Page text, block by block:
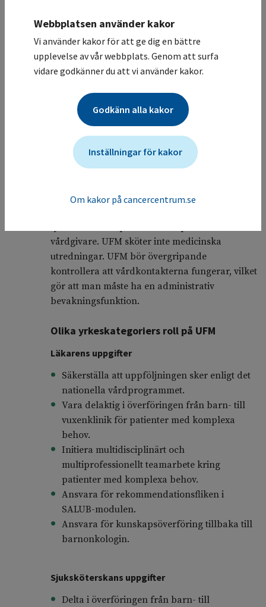
under barndomen, där patienterna ska ha
erbjudits två till tre nyckelbesök under tonåren.
Patienter med större behov ska erbjudas besök
fått en behandlingssammanfattning bör också
erbjudas nyckelbesök. Vid besöket planerar
man den fortsatta uppföljningen.
Behovsanpassad uppföljning
eller nyckelbesök planeras efter patientens
vårdgivare. UFM sköter inte medicinska
utredningar. UFM bör övergripande
kontrollera att vårdkontakterna fungerar, vilket
gör att man måste ha en administrativ
bevakningsfunktion.
Olika yrkeskategoriers roll på UFM
Läkarens uppgifter
Säkerställa att uppföljningen sker enligt det
nationella vårdprogrammet.
Vara delaktig i överföringen från barn- till
vuxenklinik för patienter med komplexa
behov.
Initiera multidisciplinärt och
multiprofessionellt teamarbete kring
patienter med komplexa behov.
Ansvara för rekommendationsfliken i
SALUB-modulen.
Ansvara för kunskapsöverföring tillbaka till
barnonkologin.
Sjuksköterskans uppgifter
Delta i överföringen från barn- till
Webbplatsen använder kakor
Vi använder kakor för att ge dig en bättre
upplevelse av vår webbplats. Genom att surfa
vidare godkänner du att vi använder kakor.
Godkänn alla kakor
Inställningar för kakor
Om kakor på cancercentrum.se